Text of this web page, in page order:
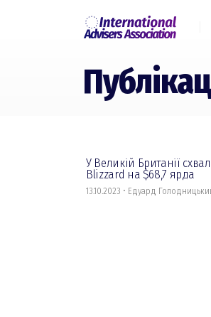
У Великій Британії
Blizzard на $68,7 ярда
13.10.2023 • Едуард